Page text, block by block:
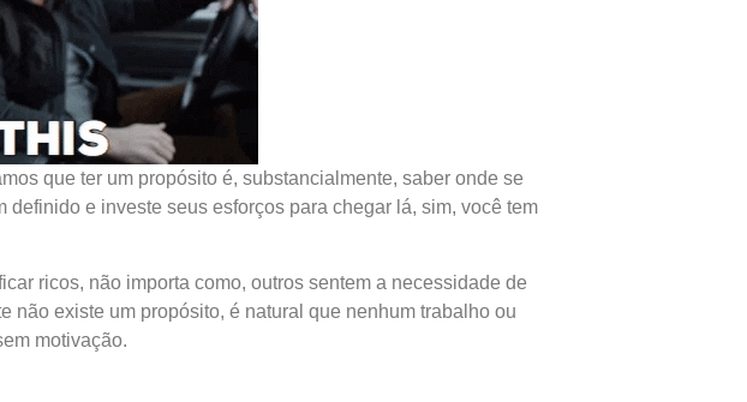
que ter um propósito é, substancialmente, saber onde se
e investe seus esforços para chegar lá, sim, você tem
ricos, não importa como, outros sentem a necessidade de
não existe um propósito, é natural que nenhum trabalho ou
motivação.